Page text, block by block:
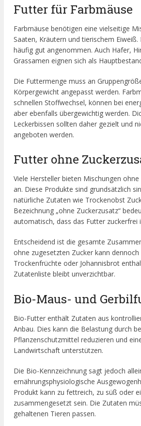
Futter für Farbmäuse
Farbmäuse benötigen eine vielseitige
Saaten, Kräutern und tierischem Eiweiß.
häufig gut angenommen. Auch Hafer,
Grassamen eignen sich als
Die Futtermenge muss an
Körpergewicht angepasst werden.
schnellen Stoffwechsel, können bei
aber ebenfalls übergewichtig werden.
Leckerbissen sollten daher gezielt und
angeboten werden.
Futter ohne
Viele Hersteller bieten Mischungen
an. Diese Produkte sind grundsätzlich
natürliche Zutaten wie Trockenobst
Bezeichnung „ohne Zuckerzusatz“
automatisch, dass das Futter zuckerfrei
Entscheidend ist die gesamte
ohne zugesetzten Zucker kann
Trockenfrüchte oder Johannisbrot
Zutatenliste bleibt unverzichtbar.
Bio-Maus- und
Bio-Futter enthält Zutaten aus
Anbau. Dies kann die Belastung durch
Pflanzenschutzmittel reduzieren und
Landwirtschaft unterstützen.
Die Bio-Kennzeichnung sagt jedoch
ernährungsphysiologische
Produkt kann zu fettreich, zu süß oder
zusammengesetzt sein. Die Zutaten
gehaltenen Tieren passen.